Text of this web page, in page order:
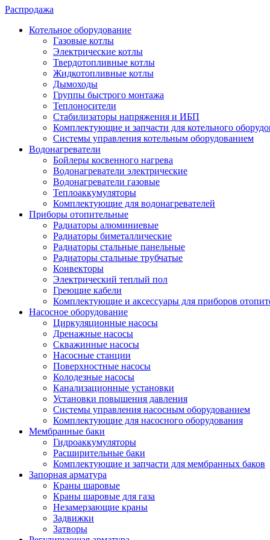
Распродажа
Котельное оборудование
Газовые котлы
Электрические котлы
Твердотопливные котлы
Жидкотопливные котлы
Дымоходы
Группы быстрого монтажа
Теплоносители
Стабилизаторы напряжения и ИБП
Комплектующие и запчасти для котельного
Системы управления котельным оборудованием
Водонагреватели
Бойлеры косвенного нагрева
Водонагреватели электрические
Водонагреватели газовые
Теплоаккумуляторы
Комплектующие для водонагревателей
Приборы отопительные
Радиаторы алюминиевые
Радиаторы биметаллические
Радиаторы стальные панельные
Радиаторы стальные трубчатые
Конвекторы
Электрический теплый пол
Греющие кабели
Комплектующие и аксессуары для приборов
Насосное оборудование
Циркуляционные насосы
Дренажные насосы
Скважинные насосы
Насосные станции
Поверхностные насосы
Колодезные насосы
Канализационные установки
Установки повышения давления
Системы управления насосным оборудованием
Комплектующие для насосного оборудования
Мембранные баки
Гидроаккумуляторы
Расширительные баки
Комплектующие и запчасти для мембранных баков
Запорная арматура
Краны шаровые
Краны шаровые для газа
Незамерзающие краны
Задвижки
Затворы